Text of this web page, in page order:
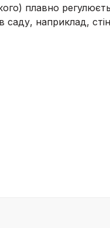
плавно
наприклад,